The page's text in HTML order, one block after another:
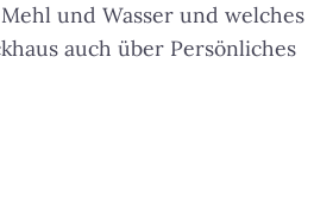
und Wasser und welches
auch über Persönliches